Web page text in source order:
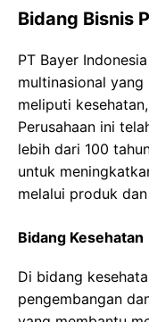
Bidang Bisnis
PT Bayer
multinasional
meliputi
Perusahaan ini
lebih dari 100
untuk
melalui produk
Bidang Kesehatan
Di bidang
pengembangan